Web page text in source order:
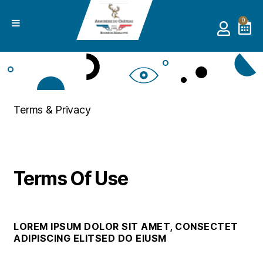
0
Terms & Privacy
Terms Of Use
LOREM IPSUM DOLOR SIT AMET, CONSECTET
ADIPISCING ELITSED DO EIUSM